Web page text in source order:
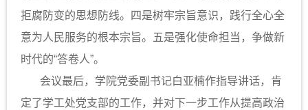
拒腐防变的思想防线。四是树牢宗旨意识，践行全心全
意为人民服务的根本宗旨。五是强化使命担当，争做新
时代的“答卷人”。
会议最后，学院党委副书记白亚楠作指导讲话，肯
定了学工处党支部的工作，并对下一步工作从提高政治